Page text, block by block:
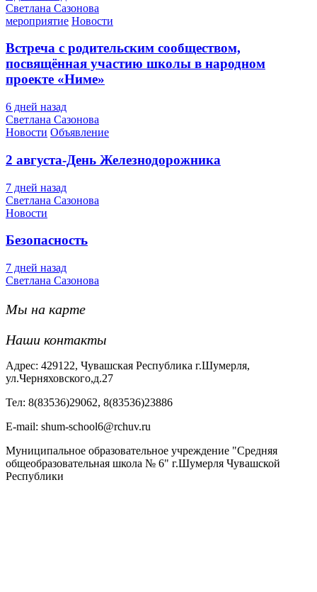
Светлана Сазонова
мероприятие Новости
Встреча с родительским сообществом,
посвящённая участию школы в народном
проекте «Ниме»
6 дней назад
Светлана Сазонова
Новости Объявление
2 августа-День Железнодорожника
7 дней назад
Светлана Сазонова
Новости
Безопасность
7 дней назад
Светлана Сазонова
Мы на карте
Наши контакты
Адрес: 429122, Чувашская Республика г.Шумерля,
ул.Черняховского,д.27
Тел: 8(83536)29062, 8(83536)23886
Е-mail: shum-school6@rchuv.ru
Муниципальное образовательное учреждение "Средняя
общеобразовательная школа № 6" г.Шумерля Чувашской
Республики